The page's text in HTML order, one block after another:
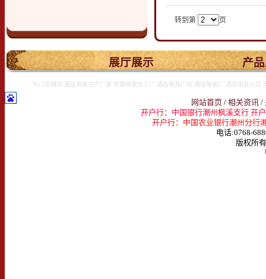
转到第 页
. 展厅展示 产
热门关键词:酒店用瓷生产厂家 宾馆用瓷加工厂 酒店餐具厂商 酒店陶瓷厂 酒店用品公
网站首页/ 相关资讯/
开户行：中国银行潮州枫溪支行 开
开户行：中国农业银行潮州分行
电话:0768-
版权所